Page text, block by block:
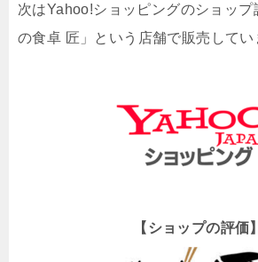
次はYahoo!ショッピングのショップ
の食卓 匠」という店舗で販売してい
【ショップの評価】